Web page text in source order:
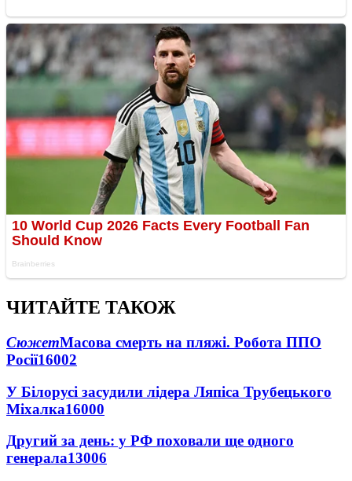
ЧИТАЙТЕ ТАКОЖ
СюжетМасова смерть на пляжі. Робота ППО
Росії16002
У Білорусі засудили лідера Ляпіса Трубецького
Міхалка16000
Другий за день: у РФ поховали ще одного
генерала13006